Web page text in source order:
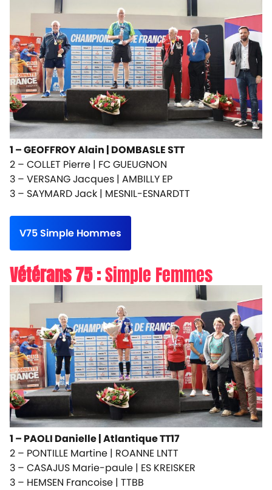
1 – GEOFFROY Alain | DOMBASLE STT
2 – COLLET Pierre | FC GUEUGNON
3 – VERSANG Jacques | AMBILLY EP
3 – SAYMARD Jack | MESNIL-ESNARDTT
V75 Simple Hommes
Vétérans 75 :Simple Femmes
1 – PAOLI Danielle |Atlantique TT17
2 – PONTILLE Martine | ROANNE LNTT
3 – CASAJUS Marie-paule | ES KREISKER
3 – HEMSEN Francoise | TTBB